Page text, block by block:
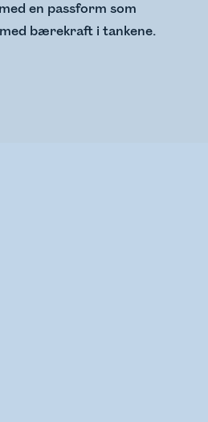
en passform som
bærekraft i tankene.